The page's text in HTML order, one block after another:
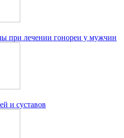
при лечении гонореи у мужчин
и суставов